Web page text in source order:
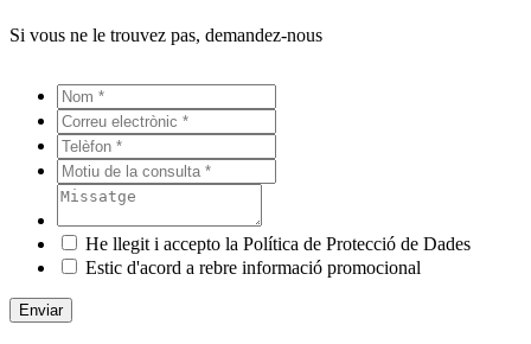
Si vous ne le trouvez pas, demandez-nous
He llegit i accepto la Política de Protecció de Dades
Estic d'acord a rebre informació promocional
Enviar